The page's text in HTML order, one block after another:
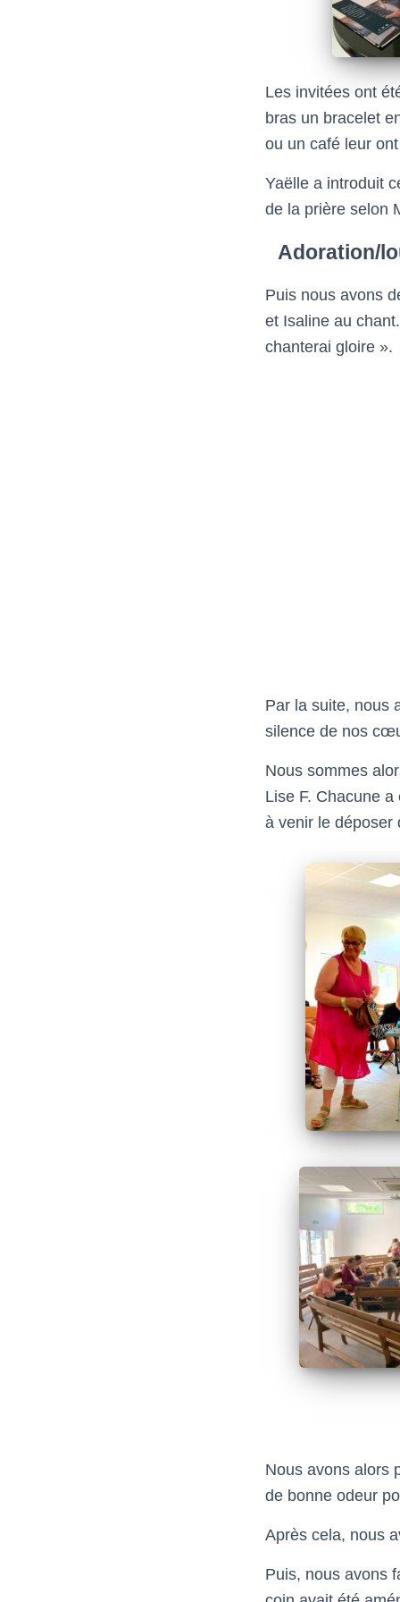
Les invitées ont
bras un bracelet
ou un café leur
Yaëlle a introduit
de la prière selon
Adoration/
Puis nous avons
et Isaline au
chanterai gloire ».
Par la suite, nous
silence de nos
Nous sommes
Lise F. Chacune
à venir le déposer
Nous avons alors
de bonne odeur
Après cela, nous
Puis, nous avons